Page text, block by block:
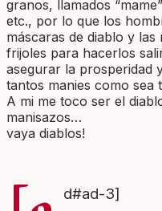
granos, llamados
etc., por lo que los
máscaras de diablo y
frijoles para hacerlos
asegurar la prosperidad
tantos manies como sea
A mi me toco ser el
manisazos…
vaya diablos!
d#ad-3]